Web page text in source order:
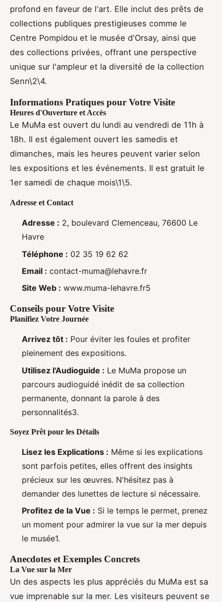
profond en faveur de l'art. Elle inclut des prêts de
collections publiques prestigieuses comme le
Centre Pompidou et le musée d'Orsay, ainsi que
des collections privées, offrant une perspective
unique sur l'ampleur et la diversité de la collection
Senn\2\4.
Informations Pratiques pour Votre Visite
Heures d'Ouverture et Accès
Le MuMa est ouvert du lundi au vendredi de 11h à
18h. Il est également ouvert les samedis et
dimanches, mais les heures peuvent varier selon
les expositions et les événements. Il est gratuit le
1er samedi de chaque mois\1\5.
Adresse et Contact
Adresse : 2, boulevard Clemenceau, 76600 Le
Havre
Téléphone : 02 35 19 62 62
Email : contact-muma@lehavre.fr
Site Web : www.muma-lehavre.fr5
Conseils pour Votre Visite
Planifiez Votre Journée
Arrivez tôt : Pour éviter les foules et profiter
pleinement des expositions.
Utilisez l'Audioguide : Le MuMa propose un
parcours audioguidé inédit de sa collection
permanente, donnant la parole à des
personnalités3.
Soyez Prêt pour les Détails
Lisez les Explications : Même si les explications
sont parfois petites, elles offrent des insights
précieux sur les œuvres. N'hésitez pas à
demander des lunettes de lecture si nécessaire.
Profitez de la Vue : Si le temps le permet, prenez
un moment pour admirer la vue sur la mer depuis
le musée1.
Anecdotes et Exemples Concrets
La Vue sur la Mer
Un des aspects les plus appréciés du MuMa est sa
vue imprenable sur la mer. Les visiteurs peuvent se